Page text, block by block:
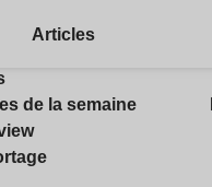
Articles
de la semaine